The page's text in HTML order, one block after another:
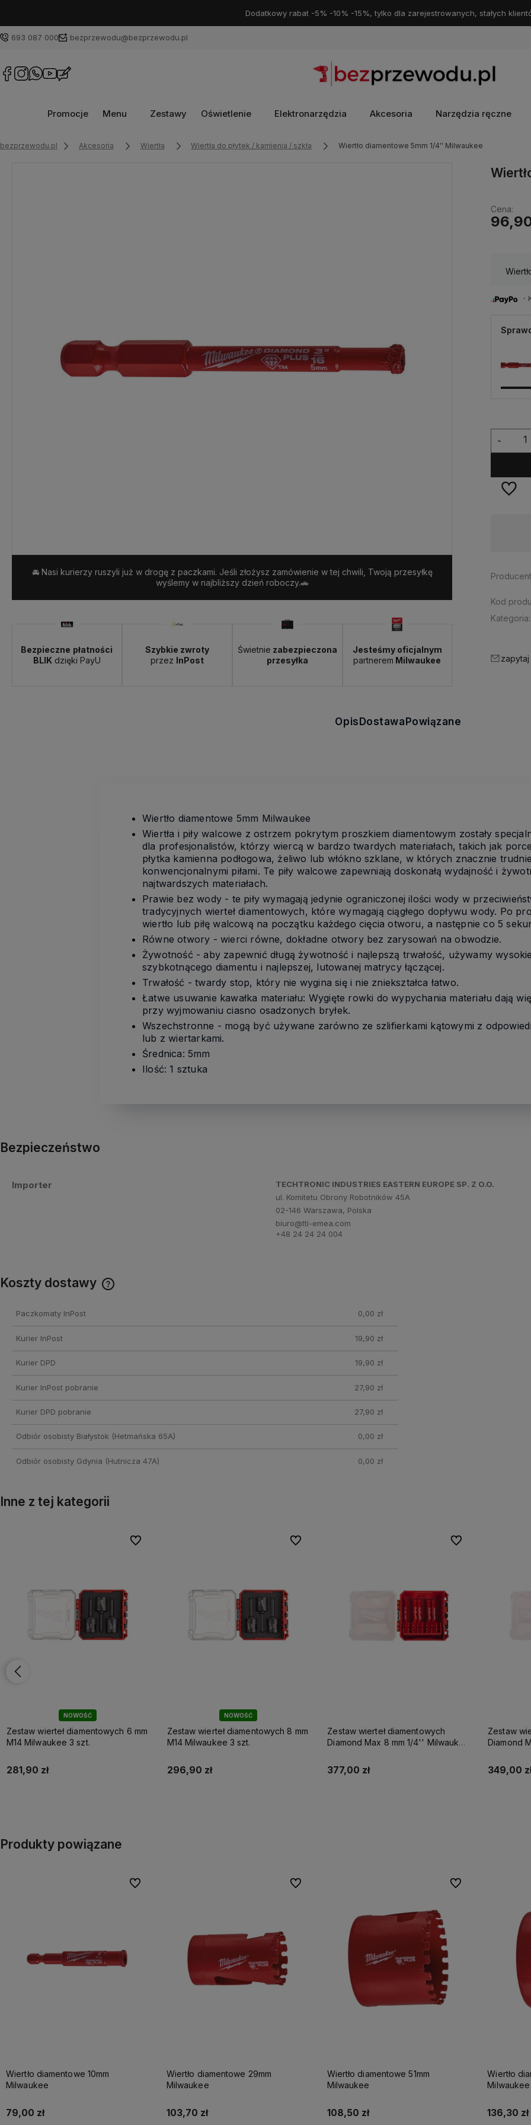
Dodatkowy rabat -5% -10% -15%, tylko dla zarejestrowanych, stałych
693 087 000 bezprzewodu@bezprzewodu.pl
Promocje Menu Zestawy Oświetlenie Elektronarzędzia Akcesoria Narzędzia ręczne
bezprzewodu.pl Akcesoria Wiertła Wiertła do płytek / kamienia / szkła Wiertło diamentowe 5mm 1/4'' Milwaukee
🚘 Nasi kurierzy ruszyli już w drogę z paczkami. Jeśli złożysz zamówienie w tej chwili, Twoją przesyłkę
wyślemy w najbliższy dzień roboczy.🚗
Bezpieczne płatności
BLIKdzięki PayU
Szybkie zwroty
przez InPost
Świetnie zabezpieczona
przesyłka
Jesteśmy oficjalnym
partnerem Milwaukee
Cena:
-
Kod
Kategoria:
OpisDostawaPowiązane
Wiertło diamentowe 5mm Milwaukee
Wiertła i piły walcowe z ostrzem pokrytym proszkiem diamentowym zostały
dla profesjonalistów, którzy wiercą w bardzo twardych materiałach, takich jak
płytka kamienna podłogowa, żeliwo lub włókno szklane, w których znacznie
konwencjonalnymi piłami. Te piły walcowe zapewniają doskonałą wydajność i
najtwardszych materiałach.
Prawie bez wody - te piły wymagają jedynie ograniczonej ilości wody w
tradycyjnych wierteł diamentowych, które wymagają ciągłego dopływu wody. Po
wiertło lub piłę walcową na początku każdego cięcia otworu, a następnie co 5
Równe otwory - wierci równe, dokładne otwory bez zarysowań na obwodzie.
Żywotność - aby zapewnić długą żywotność i najlepszą trwałość, używamy
szybkotnącego diamentu i najlepszej, lutowanej matrycy łączącej.
Trwałość - twardy stop, który nie wygina się i nie zniekształca łatwo.
Łatwe usuwanie kawałka materiału: Wygięte rowki do wypychania materiału dają
przy wyjmowaniu ciasno osadzonych bryłek.
Wszechstronne - mogą być używane zarówno ze szlifierkami kątowymi z
lub z wiertarkami.
Średnica: 5mm
Ilość: 1 sztuka
Bezpieczeństwo
Importer
TECHTRONIC INDUSTRIES EASTERN EUROPE SP. Z O.O.
ul. Komitetu Obrony Robotników 45A
02-146 Warszawa, Polska
biuro@tti-emea.com
+48 24 24 24 004
Koszty dostawy
Paczkomaty InPost 0,00 zł
Kurier InPost 19,90 zł
Kurier DPD 19,90 zł
Kurier InPost pobranie 27,90 zł
Kurier DPD pobranie 27,90 zł
Odbiór osobisty Białystok(Hetmańska 65A) 0,00 zł
Odbiór osobisty Gdynia (Hutnicza 47A) 0,00 zł
Inne z tej kategorii
NOWOŚĆ
Zestaw wierteł diamentowych 6 mm
M14 Milwaukee 3 szt.
281,90 zł
Do ulubionych
Do ulubionych
NOWOŚĆ
Zestaw wierteł diamentowych 8 mm
M14 Milwaukee 3 szt.
296,90 zł
Do ulubionych
Do ulubionych
Zestaw wierteł diamentowych
Diamond Max 8 mm 1/4'' Milwaukee
377,00 zł
Do ulubionych
Do ulubionych
Zestaw
Diamond
349,00
Produkty powiązane
Wiertło diamentowe 10mm
Milwaukee
79,00 zł
Do ulubionych
Wiertło diamentowe 29mm
Milwaukee
103,70 zł
Do ulubionych
Wiertło diamentowe 51mm
Milwaukee
108,50 zł
Do ulubionych
Wiertło
Milwaukee
136,30 zł